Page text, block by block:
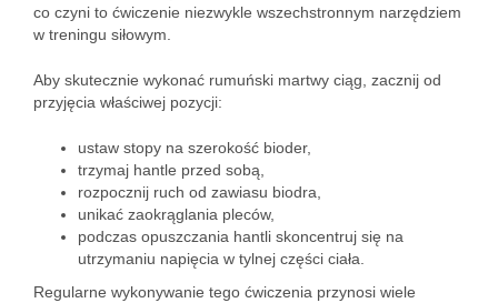
co czyni to ćwiczenie niezwykle wszechstronnym narzędziem
w treningu siłowym.
Aby skutecznie wykonać rumuński martwy ciąg, zacznij od
przyjęcia właściwej pozycji:
ustaw stopy na szerokość bioder,
trzymaj hantle przed sobą,
rozpocznij ruch od zawiasu biodra,
unikać zaokrąglania pleców,
podczas opuszczania hantli skoncentruj się na
utrzymaniu napięcia w tylnej części ciała.
Regularne wykonywanie tego ćwiczenia przynosi wiele